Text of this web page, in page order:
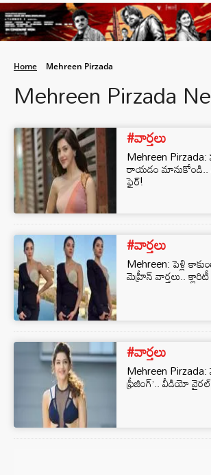
Home Mehreen Pirzada
Mehreen Pirzada
#వార్తలు
Mehreen Pirzada:
రాయడం
ఫైర్!
#వార్తలు
Mehreen: పెళ్లి
మెహ్రీన్ వార్తలు..
#వార్తలు
Mehreen
ఫ్రీజింగ్’.. వీడియో